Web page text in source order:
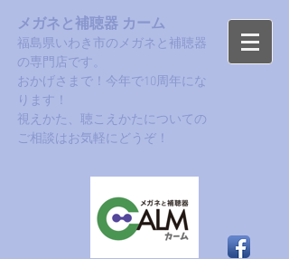
メガネと補聴器 カーム
福島県いわき市のメガネと補聴器
の専門店です。
おかげさまで！今年で10周年にな
ります！​
​視えかた、聴こえかたについての
ご相談はお気軽にどうぞ！